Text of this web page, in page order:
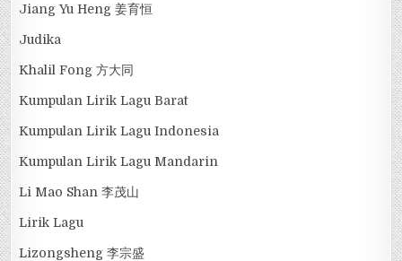
Jiang Yu Heng 姜育恒
Judika
Khalil Fong 方大同
Kumpulan Lirik Lagu Barat
Kumpulan Lirik Lagu Indonesia
Kumpulan Lirik Lagu Mandarin
Li Mao Shan 李茂山
Lirik Lagu
Lizongsheng 李宗盛